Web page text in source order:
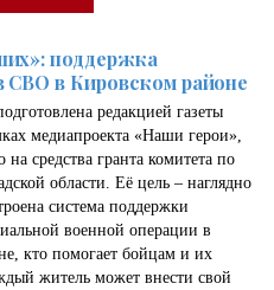
поддержка
СВО в Кировском районе
редакцией газеты
медиапроекта «Наши герои»,
на средства гранта комитета по
области. Её цель – наглядно
система поддержки
военной операции в
кто помогает бойцам и их
житель может внести свой